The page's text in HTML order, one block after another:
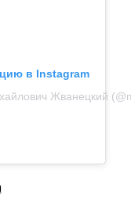
в Instagram
Жванецкий